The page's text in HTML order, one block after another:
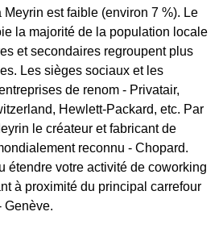
Meyrin est faible (environ 7 %). Le
la majorité de la population locale
et secondaires regroupent plus
Les sièges sociaux et les
de renom - Privatair,
Hewlett-Packard, etc. Par
le créateur et fabricant de
reconnu - Chopard.
étendre votre activité de coworking
à proximité du principal carrefour
Genève.